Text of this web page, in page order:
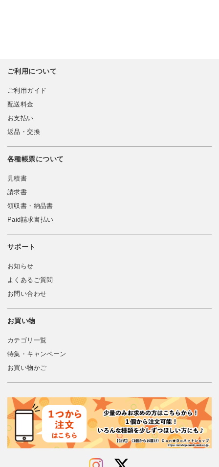
ご利用について
ご利用ガイド
配送料金
お支払い
返品・交換
各種帳票について
見積書
請求書
領収書・納品書
Paid請求書払い
サポート
お知らせ
よくあるご質問
お問い合わせ
お買い物
カテゴリ一覧
特集・キャンペーン
お買い物かご